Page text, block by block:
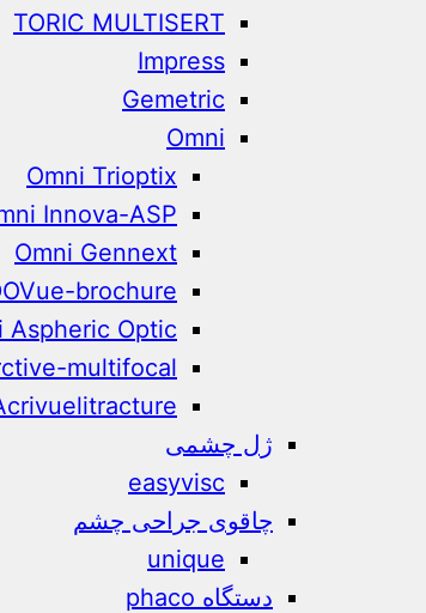
TORIC MULTISERT
Impress
Gemetric
Omni
Omni Trioptix
Innova-ASP
Omni Gennext
brochure
Aspheric Optic
multifocal
ژل چشمی
easyvisc
چاقوی جراحی چشم
unique
دستگاه phaco